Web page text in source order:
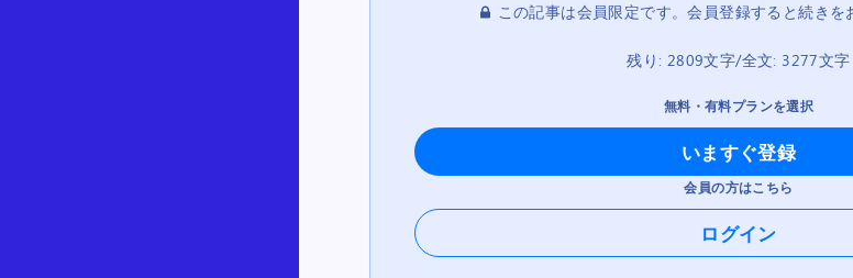
この記事は会員限定です。会員登録すると続きを
残り: 2809文字/全文: 3277文字
無料・有料プランを選択
いますぐ登録
会員の方はこちら
ログイン